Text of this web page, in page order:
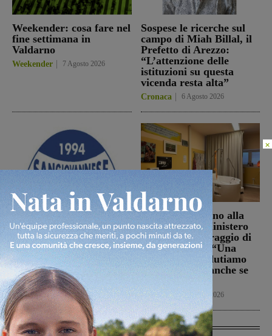
Weekender: cosa fare nel
fine settimana in
Valdarno
Weekender 7 Agosto 2026
Sospese le ricerche sul
campo di Miah Billal, il
Prefetto di Arezzo:
“L’attenzione delle
istituzioni su questa
vicenda resta alta”
Cronaca 6 Agosto 2026
La Futsal Sangiovannese
ha scelto la strada della
continuità, appena un
paio i volti nuovi
San Giovanni Valdarno
6 Agosto 2026
Punto Nascita, no alla
deroga ma il Ministero
apre al monitoraggio di
sei mesi. Vadi: “Una
risposta che valutiamo
positivamente anche se
con prudenza”
Cronaca 6 Agosto 2026
Ultime Calcio
×